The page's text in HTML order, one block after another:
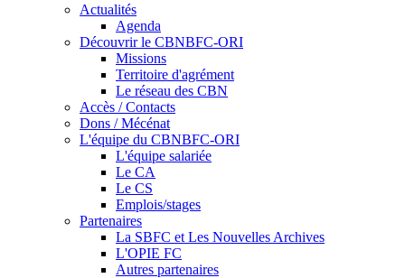
Actualités
Agenda
Découvrir le CBNBFC-ORI
Missions
Territoire d'agrément
Le réseau des CBN
Accès / Contacts
Dons / Mécénat
L'équipe du CBNBFC-ORI
L'équipe salariée
Le CA
Le CS
Emplois/stages
Partenaires
La SBFC et Les Nouvelles Archives
L'OPIE FC
Autres partenaires